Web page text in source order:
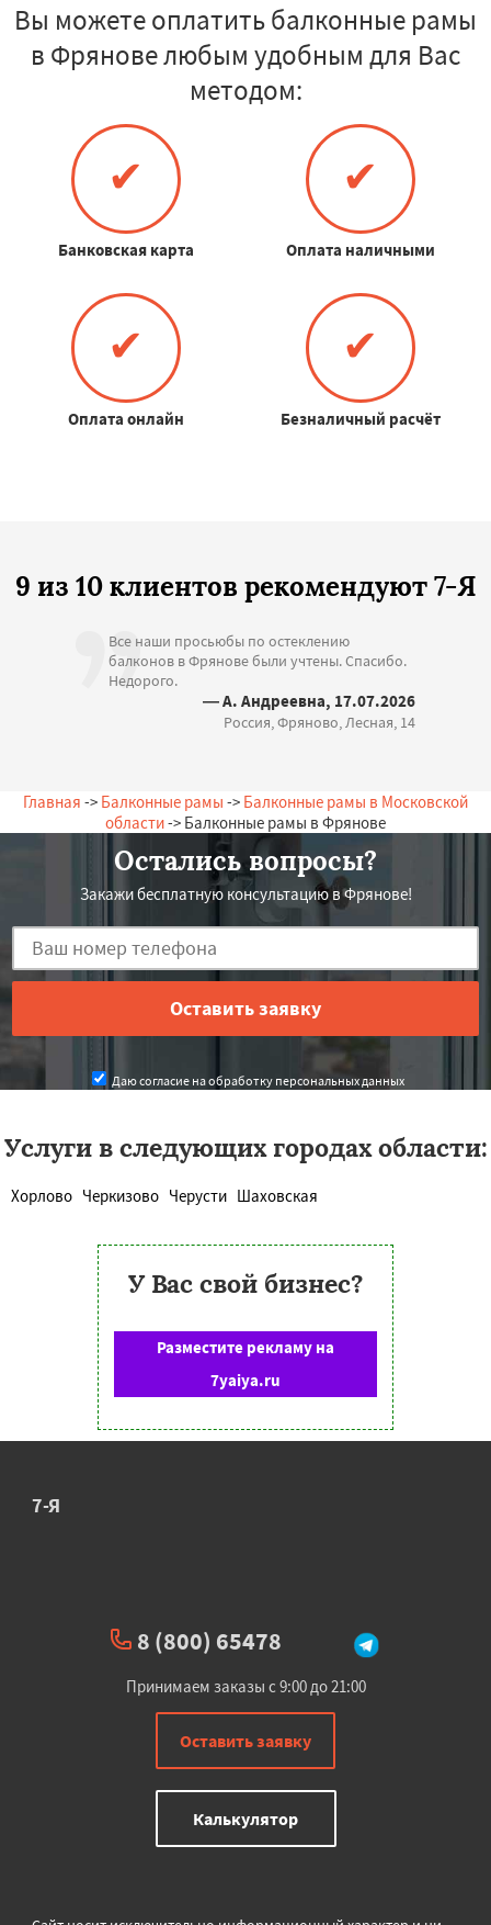
Вы можете оплатить балконные рамы
в Фрянове любым удобным для Вас
методом:
✔
Банковская карта
✔
Оплата наличными
✔
Оплата онлайн
✔
Безналичный расчёт
9 из 10 клиентов рекомендуют 7-Я
Все наши просьюбы по остеклению
балконов в Фрянове были учтены. Спасибо.
Недорого.
— А. Андреевна, 17.07.2026
Россия, Фряново, Лесная, 14
Главная -> Балконные рамы -> Балконные рамы в Московской
области-> Балконные рамы в Фрянове
Остались вопросы?
Закажи бесплатную консультацию в Фрянове!
Даю согласие на обработку персональных данных
Услуги в следующих городах области:
Хорлово Черкизово Черусти Шаховская
У Вас свой бизнес?
Разместите рекламу на
7yaiya.ru
7-Я
8 (800) 65478
Принимаем заказы с 9:00 до 21:00
Оставить заявку
Калькулятор